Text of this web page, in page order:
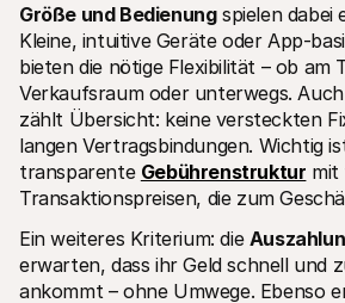
Größe und Bedienung spielen dabei
Kleine, intuitive Geräte oder App-
bieten die nötige Flexibilität – ob am
Verkaufsraum oder unterwegs.
zählt Übersicht: keine versteckten
langen Vertragsbindungen. Wichtig
transparente Gebührenstruktur mit
Transaktionspreisen, die zum
Ein weiteres Kriterium: die
erwarten, dass ihr Geld schnell und